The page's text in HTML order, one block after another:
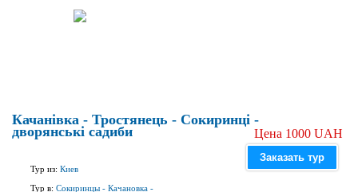
Качанівка - Тростянець - Сокиринці -
дворянські садиби
Тур из: Киев
Тур в: Сокиринцы - Качановка -
Цена 1000 UAH
Заказать тур